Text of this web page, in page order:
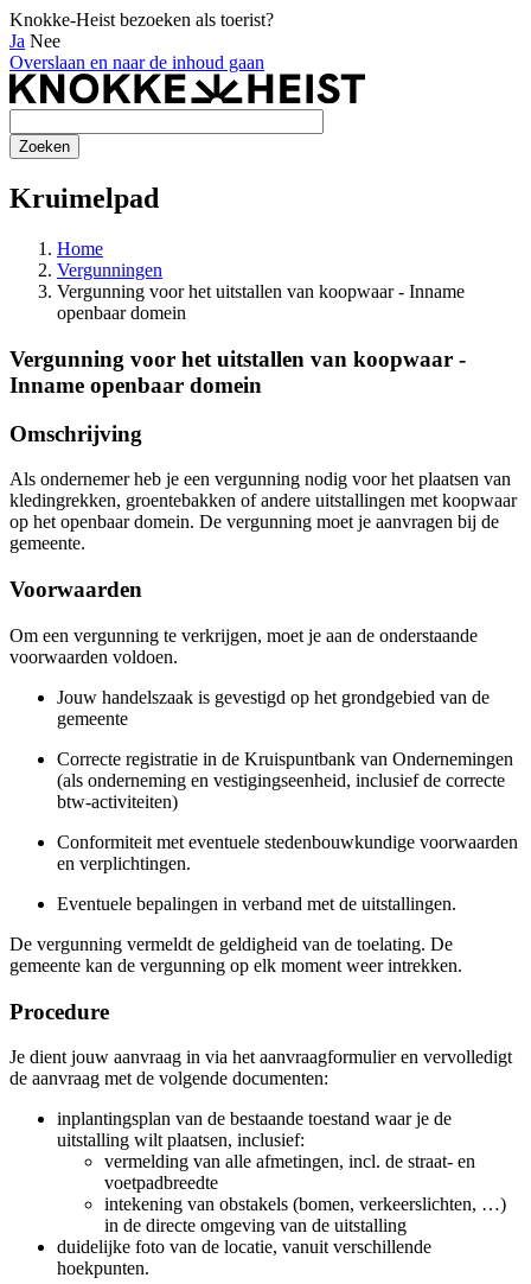
Knokke-Heist bezoeken als toerist?
Ja Nee
Overslaan en naar de inhoud gaan
Kruimelpad
Home
Vergunningen
Vergunning voor het uitstallen van koopwaar - Inname
openbaar domein
Vergunning voor het uitstallen van koopwaar -
Inname openbaar domein
Omschrijving
Als ondernemer heb je een vergunning nodig voor het plaatsen van
kledingrekken, groentebakken of andere uitstallingen met koopwaar
op het openbaar domein. De vergunning moet je aanvragen bij de
gemeente.
Voorwaarden
Om een vergunning te verkrijgen, moet je aan de onderstaande
voorwaarden voldoen.
Jouw handelszaak is gevestigd op het grondgebied van de
gemeente
Correcte registratie in de Kruispuntbank van Ondernemingen
(als onderneming en vestigingseenheid, inclusief de correcte
btw-activiteiten)
Conformiteit met eventuele stedenbouwkundige voorwaarden
en verplichtingen.
Eventuele bepalingen in verband met de uitstallingen.
De vergunning vermeldt de geldigheid van de toelating. De
gemeente kan de vergunning op elk moment weer intrekken.
Procedure
Je dient jouw aanvraag in via het aanvraagformulier en vervolledigt
de aanvraag met de volgende documenten:
inplantingsplan van de bestaande toestand waar je de
uitstalling wilt plaatsen, inclusief:
vermelding van alle afmetingen, incl. de straat- en
voetpadbreedte
intekening van obstakels (bomen, verkeerslichten, …)
in de directe omgeving van de uitstalling
duidelijke foto van de locatie, vanuit verschillende
hoekpunten.